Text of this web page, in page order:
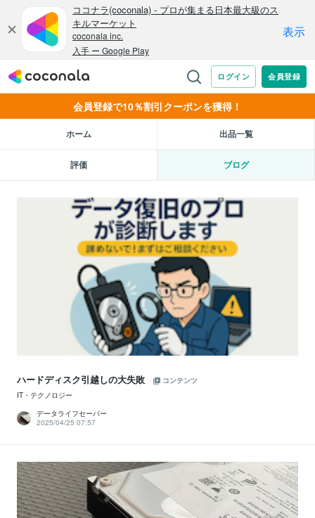
会員登録で10％割引クーポンを獲得！
ホーム 出品一覧
評価 ブログ
ハードディスク引越しの大失敗
コンテンツ
IT・テクノロジー
データライフセーバー
2025/04/25 07:57